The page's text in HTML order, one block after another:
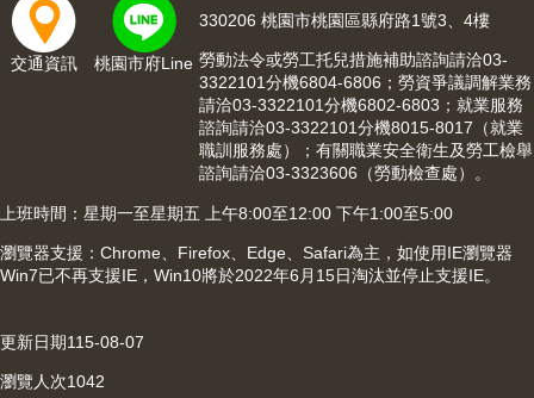
政
信
箱
桃
園
市
網
站
交通資訊 桃園市府Line
330206 桃園市桃園區縣府路1號3、4樓
勞動法令或勞工托兒措施補助諮詢請洽03-
3322101分機6804-6806；勞資爭議調解業務
請洽03-3322101分機6802-6803；就業服務
諮詢請洽03-3322101分機8015-8017（就業
職訓服務處）；有關職業安全衛生及勞工檢舉
諮詢請洽03-3323606（勞動檢查處）。
上班時間：星期一至星期五 上午8:00至12:00 下午1:00至5:00
瀏覽器支援：Chrome、Firefox、Edge、Safari為主，如使用IE瀏覽器
Win7已不再支援IE，Win10將於2022年6月15日淘汰並停止支援IE。
更新日期115-08-07
瀏覽人次1042